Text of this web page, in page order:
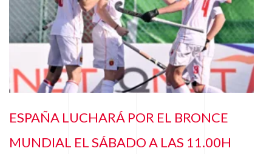
ESPAÑA LUCHARÁ POR EL BRONCE
MUNDIAL EL SÁBADO A LAS 11.00H